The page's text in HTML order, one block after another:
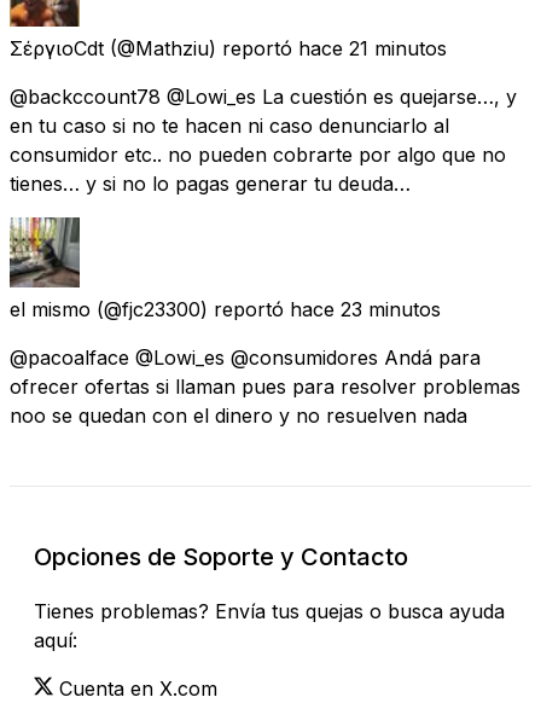
ΣέργιοCdt (@Mathziu) reportó hace 21 minutos
@backccount78 @Lowi_es La cuestión es quejarse…, y
en tu caso si no te hacen ni caso denunciarlo al
consumidor etc.. no pueden cobrarte por algo que no
tienes… y si no lo pagas generar tu deuda…
el mismo (@fjc23300) reportó hace 23 minutos
@pacoalface @Lowi_es @consumidores Andá para
ofrecer ofertas si llaman pues para resolver problemas
noo se quedan con el dinero y no resuelven nada
Opciones de Soporte y Contacto
Tienes problemas? Envía tus quejas o busca ayuda
aquí:
Cuenta en X.com